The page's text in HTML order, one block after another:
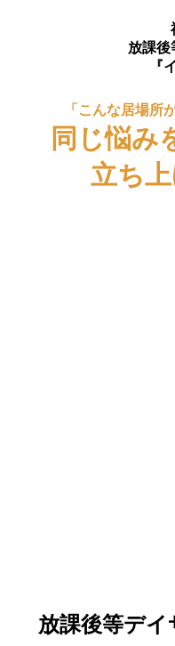
放課後
『
「こんな居場所
同じ悩み
立ち
放課後等デ